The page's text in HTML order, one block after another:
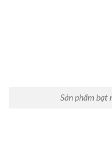
Sản phẩm bạt